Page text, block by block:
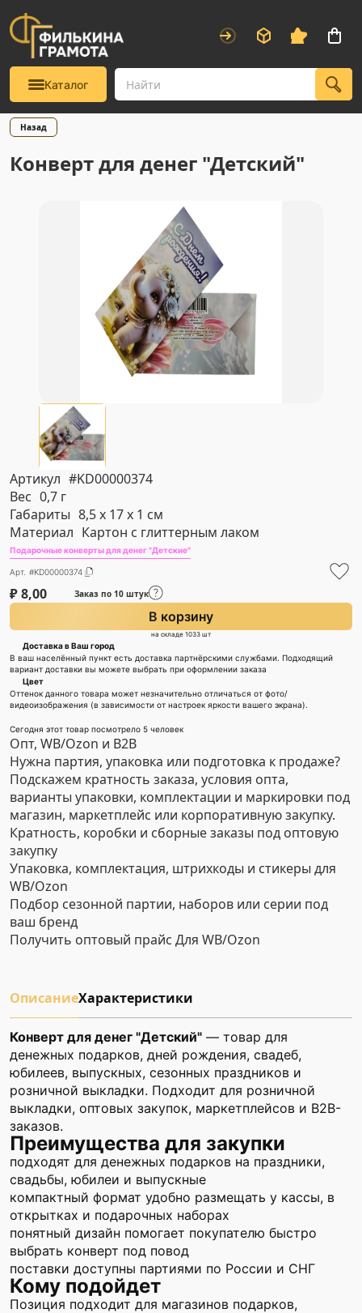
Каталог
Назад
Конверт для денег "Детский"
Артикул #KD00000374
Вес 0,7 г
Габариты 8,5 х 17 х 1 см
Материал Картон с глиттерным лаком
Подарочные конверты для денег "Детские"
Арт. #KD00000374
₽8,00 Заказ по 10 штук
В корзину
на складе 1033 шт
Доставка в Ваш город
В ваш населённый пункт есть доставка партнёрскими службами. Подходящий
вариант доставки вы можете выбрать при оформлении заказа
Цвет
Оттенок данного товара может незначительно отличаться от фото/
видеоизображения (в зависимости от настроек яркости вашего экрана).
Сегодня этот товар посмотрело 5 человек
Опт, WB/Ozon и B2B
Нужна партия, упаковка или подготовка к продаже?
Подскажем кратность заказа, условия опта,
варианты упаковки, комплектации и маркировки под
магазин, маркетплейс или корпоративную закупку.
Кратность, коробки и сборные заказы под оптовую
закупку
Упаковка, комплектация, штрихкоды и стикеры для
WB/Ozon
Подбор сезонной партии, наборов или серии под
ваш бренд
Получить оптовый прайс Для WB/Ozon
ОписаниеХарактеристики
Конверт для денег "Детский" — товар для
денежных подарков, дней рождения, свадеб,
юбилеев, выпускных, сезонных праздников и
розничной выкладки. Подходит для розничной
выкладки, оптовых закупок, маркетплейсов и B2B-
заказов.
Преимущества для закупки
подходят для денежных подарков на праздники,
свадьбы, юбилеи и выпускные
компактный формат удобно размещать у кассы, в
открытках и подарочных наборах
понятный дизайн помогает покупателю быстро
выбрать конверт под повод
поставки доступны партиями по России и СНГ
Кому подойдет
Позиция подходит для магазинов подарков,